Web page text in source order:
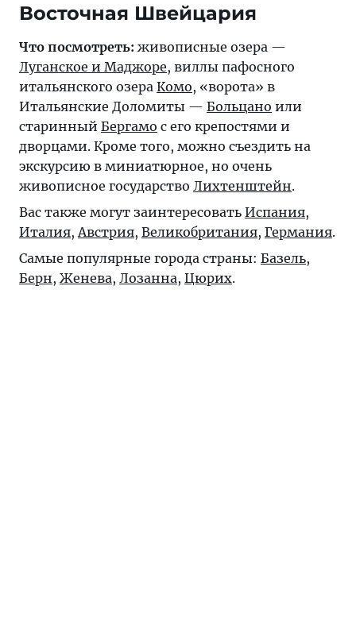
Восточная Швейцария
Что посмотреть: живописные озера —
Луганское и Маджоре, виллы пафосного
итальянского озера Комо, «ворота» в
Итальянские Доломиты — Больцано или
старинный Бергамо с его крепостями и
дворцами. Кроме того, можно съездить на
экскурсию в миниатюрное, но очень
живописное государство Лихтенштейн.
Вас также могут заинтересовать Испания,
Италия, Австрия, Великобритания, Германия.
Самые популярные города страны: Базель,
Берн, Женева, Лозанна, Цюрих.